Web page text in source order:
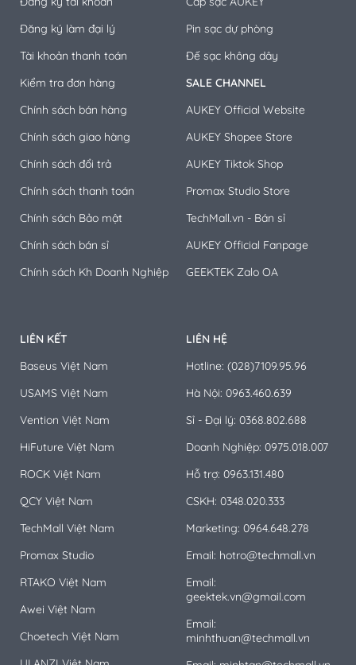
Đăng ký làm đại lý
Tài khoản thanh toán
Kiểm tra đơn hàng
Chính sách bán hàng
Chính sách giao hàng
Chính sách đổi trả
Chính sách thanh toán
Chính sách Bảo mật
Chính sách bán sỉ
Chính sách Kh Doanh Nghiệp
Pin sạc dự phòng
Đế sạc không dây
SALE CHANNEL
AUKEY Official Website
AUKEY Shopee Store
AUKEY Tiktok Shop
Promax Studio Store
TechMall.vn - Bán sỉ
AUKEY Official Fanpage
GEEKTEK Zalo OA
LIÊN KẾT
Baseus Việt Nam
USAMS Việt Nam
Vention Việt Nam
HiFuture Việt Nam
ROCK Việt Nam
QCY Việt Nam
TechMall Việt Nam
Promax Studio
RTAKO Việt Nam
Awei Việt Nam
Choetech Việt Nam
LIÊN HỆ
Hotline: (028)7109.95.96
Hà Nội: 0963.460.639
Sỉ - Đại lý: 0368.802.688
Doanh Nghiệp: 0975.018.007
Hỗ trợ: 0963.131.480
CSKH: 0348.020.333
Marketing: 0964.648.278
Email: hotro@techmall.vn
Email:
geektek.vn@gmail.com
Email:
minhthuan@techmall.vn